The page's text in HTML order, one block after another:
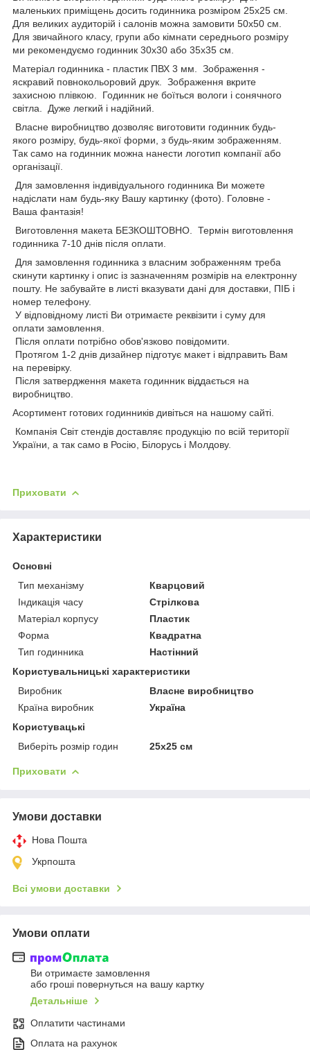
маленьких приміщень досить годинника розміром 25х25 см.
Для великих аудиторій і салонів можна замовити 50х50 см.
Для звичайного класу, групи або кімнати середнього розміру
ми рекомендуємо годинник 30х30 або 35х35 см.
Матеріал годинника - пластик ПВХ 3 мм. Зображення -
яскравий повнокольоровий друк. Зображення вкрите
захисною плівкою. Годинник не боїться вологи і сонячного
світла. Дуже легкий і надійний.
Власне виробництво дозволяє виготовити годинник будь-
якого розміру, будь-якої форми, з будь-яким зображенням.
Так само на годинник можна нанести логотип компанії або
організації.
Для замовлення індивідуального годинника Ви можете
надіслати нам будь-яку Вашу картинку (фото). Головне -
Ваша фантазія!
Виготовлення макета БЕЗКОШТОВНО. Термін виготовлення
годинника 7-10 днів після оплати.
Для замовлення годинника з власним зображенням треба
скинути картинку і опис із зазначенням розмірів на електронну
пошту. Не забувайте в листі вказувати дані для доставки, ПІБ і
номер телефону.
У відповідному листі Ви отримаєте реквізити і суму для
оплати замовлення.
Після оплати потрібно обов'язково повідомити.
Протягом 1-2 днів дизайнер підготує макет і відправить Вам
на перевірку.
Після затвердження макета годинник віддається на
виробництво.
Асортимент готових годинників дивіться на нашому сайті.
Компанія Світ стендів доставляє продукцію по всій території
України, а так само в Росію, Білорусь і Молдову.
Приховати
Характеристики
Основні
Тип механізму
Кварцовий
Індикація часу
Стрілкова
Матеріал корпусу
Пластик
Форма
Квадратна
Тип годинника
Настінний
Користувальницькі характеристики
Виробник
Власне виробництво
Країна виробник
Україна
Користувацькі
Виберіть розмір годин
25х25 см
Приховати
Умови доставки
Нова Пошта
Укрпошта
Всі умови доставки
Умови оплати
Ви отримаєте замовлення
або гроші повернуться на вашу картку
Детальніше
Оплатити частинами
Оплата на рахунок